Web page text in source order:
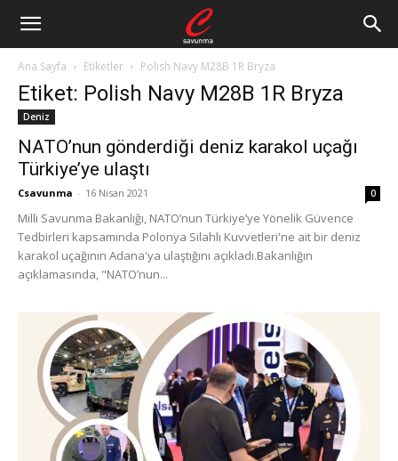
Ana Sayfa Etiketler Polish Navy M28B 1R Bryza
Etiket: Polish Navy M28B 1R Bryza
Deniz
NATO’nun gönderdiği deniz karakol uçağı
Türkiye’ye ulaştı
Csavunma - 16 Nisan 2021 0
Milli Savunma Bakanlığı, NATO’nun Türkiye’ye Yönelik Güvence
Tedbirleri kapsamında Polonya Silahlı Kuvvetleri'ne ait bir deniz
karakol uçağının Adana'ya ulaştığını açıkladı.Bakanlığın
açıklamasında, "NATO’nun...